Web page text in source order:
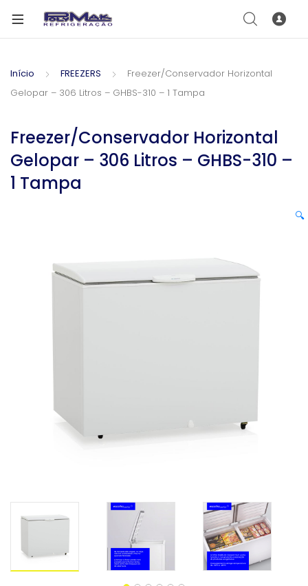
Início FREEZERS
Freezer/Conservador Horizontal
Gelopar – 306 Litros – GHBS-310 – 1 Tampa
Freezer/Conservador Horizontal
Gelopar – 306 Litros – GHBS-310 –
1 Tampa
🔍